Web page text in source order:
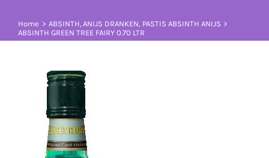
Home ABSINTH ANIJS DRANKEN PASTIS ABSINTH ANIJS
ABSINTH GREEN TREE FAIRY 0.70 LTR